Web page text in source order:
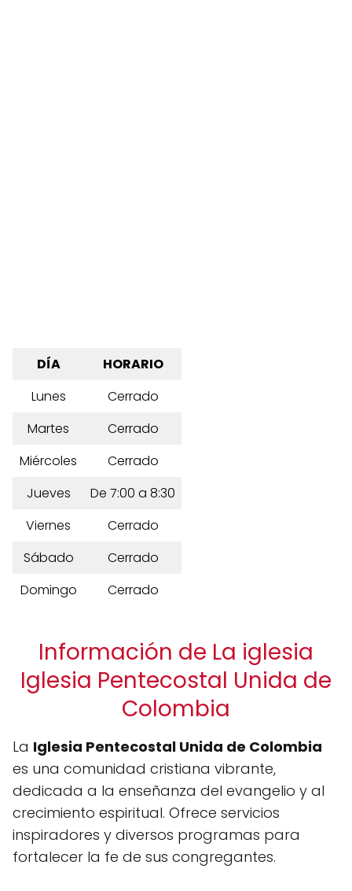
DÍA
HORARIO
Lunes
Cerrado
Martes
Cerrado
Miércoles
Cerrado
Jueves
De 7:00 a 8:30
Viernes
Cerrado
Sábado
Cerrado
Domingo
Cerrado
Información de La iglesia
Iglesia Pentecostal Unida de
Colombia
La Iglesia Pentecostal Unida de Colombia
es una comunidad cristiana vibrante,
dedicada a la enseñanza del evangelio y al
crecimiento espiritual. Ofrece servicios
inspiradores y diversos programas para
fortalecer la fe de sus congregantes.